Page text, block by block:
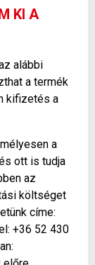
KI A
alábbi
a termék
kifizetés a
a
ott is tudja
az
költséget
címe:
+36 52 430